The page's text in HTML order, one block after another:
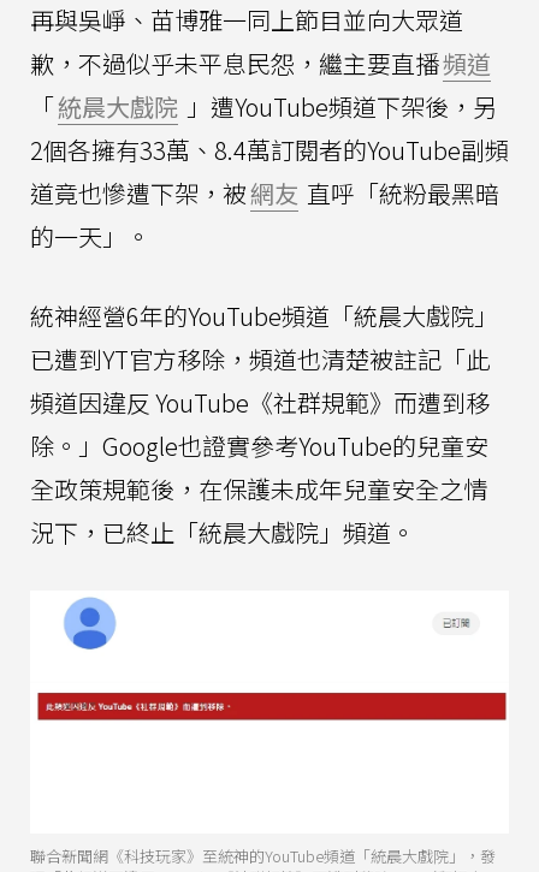
再與吳崢、苗博雅一同上節目並向大眾道
歉，不過似乎未平息民怨，繼主要直播頻道
「統晨大戲院 」遭YouTube頻道下架後，另
2個各擁有33萬、8.4萬訂閱者的YouTube副頻
道竟也慘遭下架，被網友 直呼「統粉最黑暗
的一天」。
統神經營6年的YouTube頻道「統晨大戲院」
已遭到YT官方移除，頻道也清楚被註記「此
頻道因違反 YouTube《社群規範》而遭到移
除。」Google也證實參考YouTube的兒童安
全政策規範後，在保護未成年兒童安全之情
況下，已終止「統晨大戲院」頻道。
聯合新聞網《科技玩家》至統神的YouTube頻道「統晨大戲院」，發